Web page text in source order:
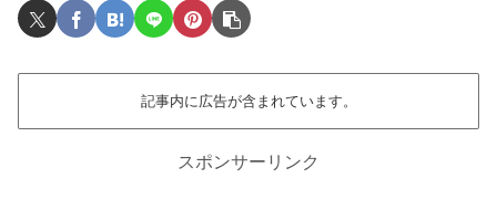
記事内に広告が含まれています。
スポンサーリンク